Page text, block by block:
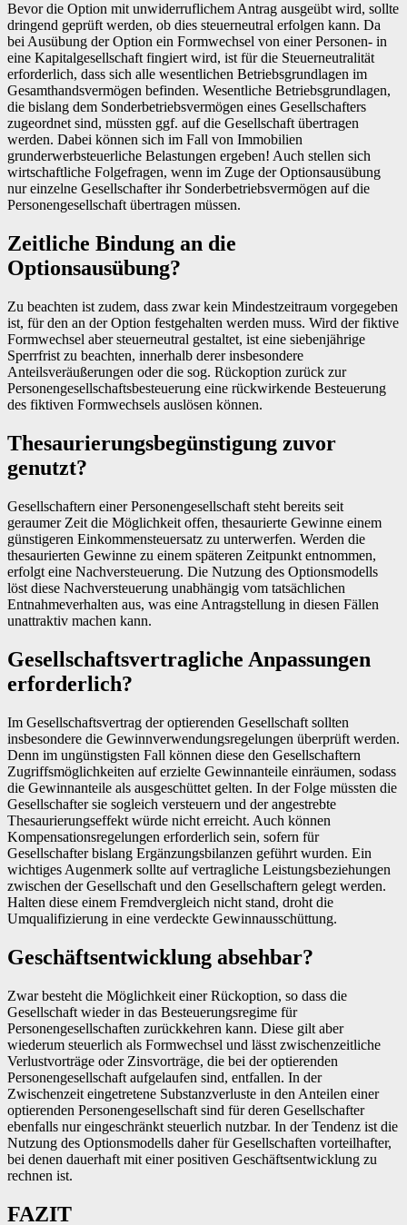
Bevor die Option mit unwiderruflichem Antrag ausgeübt wird, sollte
dringend geprüft werden, ob dies steuerneutral erfolgen kann. Da
bei Ausübung der Option ein Formwechsel von einer Personen- in
eine Kapitalgesellschaft fingiert wird, ist für die Steuerneutralität
erforderlich, dass sich alle wesentlichen Betriebsgrundlagen im
Gesamthandsvermögen befinden. Wesentliche Betriebsgrundlagen,
die bislang dem Sonderbetriebsvermögen eines Gesellschafters
zugeordnet sind, müssten ggf. auf die Gesellschaft übertragen
werden. Dabei können sich im Fall von Immobilien
grunderwerbsteuerliche Belastungen ergeben! Auch stellen sich
wirtschaftliche Folgefragen, wenn im Zuge der Optionsausübung
nur einzelne Gesellschafter ihr Sonderbetriebsvermögen auf die
Personengesellschaft übertragen müssen.
Zeitliche Bindung an die
Optionsausübung?
Zu beachten ist zudem, dass zwar kein Mindestzeitraum vorgegeben
ist, für den an der Option festgehalten werden muss. Wird der fiktive
Formwechsel aber steuerneutral gestaltet, ist eine siebenjährige
Sperrfrist zu beachten, innerhalb derer insbesondere
Anteilsveräußerungen oder die sog. Rückoption zurück zur
Personengesellschaftsbesteuerung eine rückwirkende Besteuerung
des fiktiven Formwechsels auslösen können.
Thesaurierungsbegünstigung zuvor
genutzt?
Gesellschaftern einer Personengesellschaft steht bereits seit
geraumer Zeit die Möglichkeit offen, thesaurierte Gewinne einem
günstigeren Einkommensteuersatz zu unterwerfen. Werden die
thesaurierten Gewinne zu einem späteren Zeitpunkt entnommen,
erfolgt eine Nachversteuerung. Die Nutzung des Optionsmodells
löst diese Nachversteuerung unabhängig vom tatsächlichen
Entnahmeverhalten aus, was eine Antragstellung in diesen Fällen
unattraktiv machen kann.
Gesellschaftsvertragliche Anpassungen
erforderlich?
Im Gesellschaftsvertrag der optierenden Gesellschaft sollten
insbesondere die Gewinnverwendungsregelungen überprüft werden.
Denn im ungünstigsten Fall können diese den Gesellschaftern
Zugriffsmöglichkeiten auf erzielte Gewinnanteile einräumen, sodass
die Gewinnanteile als ausgeschüttet gelten. In der Folge müssten die
Gesellschafter sie sogleich versteuern und der angestrebte
Thesaurierungseffekt würde nicht erreicht. Auch können
Kompensationsregelungen erforderlich sein, sofern für
Gesellschafter bislang Ergänzungsbilanzen geführt wurden. Ein
wichtiges Augenmerk sollte auf vertragliche Leistungsbeziehungen
zwischen der Gesellschaft und den Gesellschaftern gelegt werden.
Halten diese einem Fremdvergleich nicht stand, droht die
Umqualifizierung in eine verdeckte Gewinnausschüttung.
Geschäftsentwicklung absehbar?
Zwar besteht die Möglichkeit einer Rückoption, so dass die
Gesellschaft wieder in das Besteuerungsregime für
Personengesellschaften zurückkehren kann. Diese gilt aber
wiederum steuerlich als Formwechsel und lässt zwischenzeitliche
Verlustvorträge oder Zinsvorträge, die bei der optierenden
Personengesellschaft aufgelaufen sind, entfallen. In der
Zwischenzeit eingetretene Substanzverluste in den Anteilen einer
optierenden Personengesellschaft sind für deren Gesellschafter
ebenfalls nur eingeschränkt steuerlich nutzbar. In der Tendenz ist die
Nutzung des Optionsmodells daher für Gesellschaften vorteilhafter,
bei denen dauerhaft mit einer positiven Geschäftsentwicklung zu
rechnen ist.
FAZIT